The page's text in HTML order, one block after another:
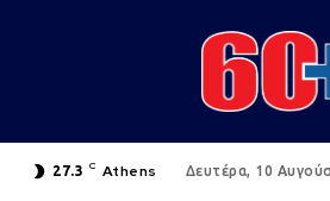
27.3 C Athens Δευτέρα, 10